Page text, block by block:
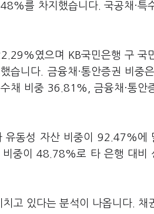
를 차지했습니다. 국공채·특
였으며 KB국민은행 구 국
습니다. 금융채·통안증권 비중
채 비중 36.81%, 금융채·통안
유동성 자산 비중이 92.47%에
중이 48.78%로 타 은행 대비
고 있다는 분석이 나옵니다. 채